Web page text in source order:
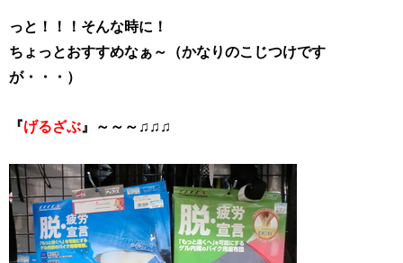
っと！！！そんな時に！
ちょっとおすすめなぁ～（かなりのこじつけです
が・・・）
『げるざぶ 』～～～♫♫♫